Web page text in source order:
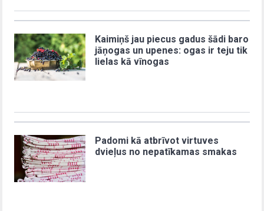
Kaimiņš jau piecus gadus šādi baro
jāņogas un upenes: ogas ir teju tik
lielas kā vīnogas
Padomi kā atbrīvot virtuves
dvieļus no nepatīkamas smakas